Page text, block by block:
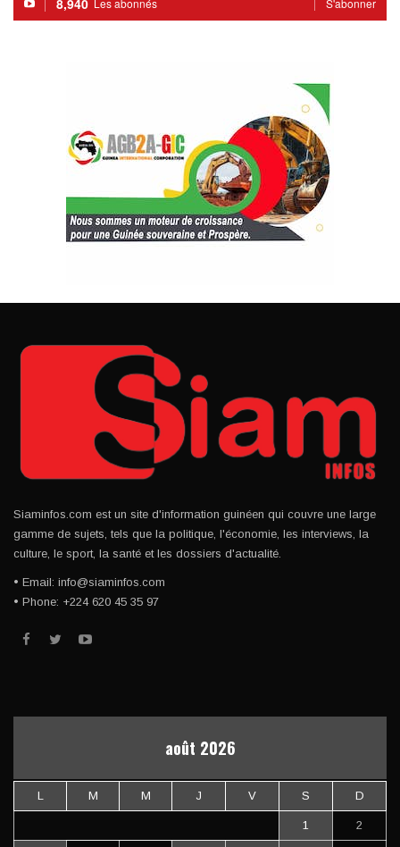
Siaminfos.com est un site d'information guinéen qui couvre une large
gamme de sujets, tels que la politique, l'économie, les interviews, la
culture, le sport, la santé et les dossiers d'actualité.
• Email: info@siaminfos.com
• Phone: +224 620 45 35 97
août 2026
L M M J V S D
1 2